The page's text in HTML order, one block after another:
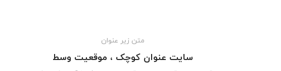
متن زیر عنوان
سایت عنوان کوچک ، موقعیت وسط